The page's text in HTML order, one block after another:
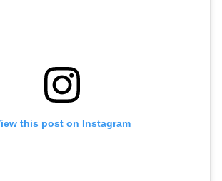
this post on Instagram